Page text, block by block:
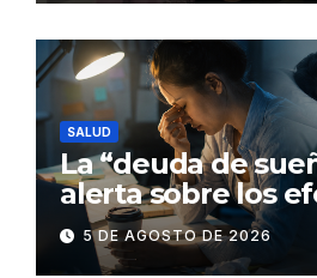
SALUD
La “deuda de
alerta sobre los
dormir mal en la
mental
5 DE AGOSTO DE 2026